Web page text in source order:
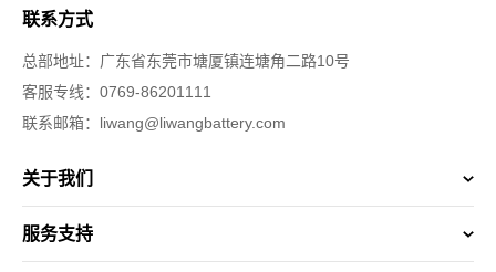
联系方式
总部地址：广东省东莞市塘厦镇连塘角二路10号
客服专线：0769-86201111
联系邮箱：liwang@liwangbattery.com
关于我们
服务支持